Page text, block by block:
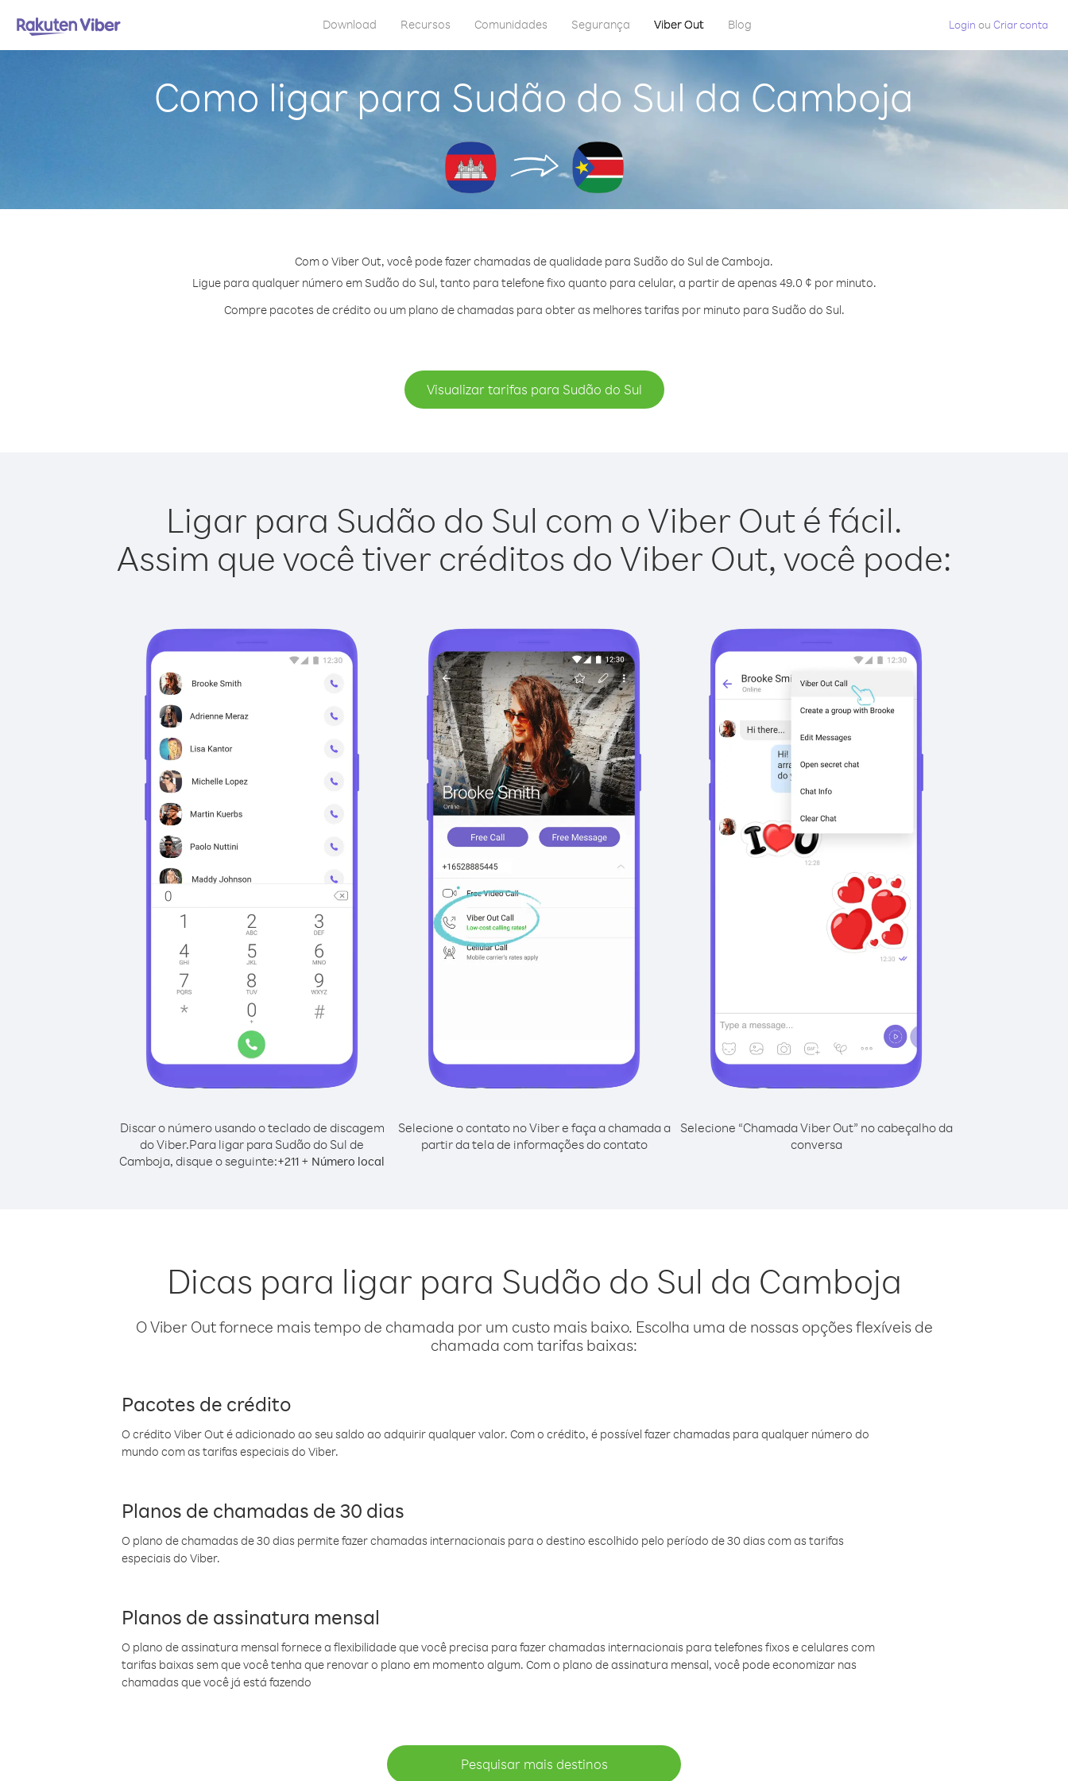
Download Recursos Comunidades Segurança Viber Out Blog Login ou Criar conta
Como ligar para Sudão do Sul da Camboja
Com o Viber Out, você pode fazer chamadas de qualidade para Sudão do Sul de Camboja.
Ligue para qualquer número em Sudão do Sul, tanto para telefone fixo quanto para celular, a partir de apenas 49.0 ¢ por minuto.
Compre pacotes de crédito ou um plano de chamadas para obter as melhores tarifas por minuto para Sudão do Sul.
Visualizar tarifas para Sudão do Sul
Ligar para Sudão do Sul com o Viber Out é fácil.
Assim que você tiver créditos do Viber Out, você pode:
Discar o número usando o teclado de discagem
do Viber.Para ligar para Sudão do Sul de
Camboja, disque o seguinte:+211 + Número local
Selecione o contato no Viber e faça a chamada a
partir da tela de informações do contato
Selecione “Chamada Viber Out” no cabeçalho da
conversa
Dicas para ligar para Sudão do Sul da Camboja
O Viber Out fornece mais tempo de chamada por um custo mais baixo. Escolha uma de nossas opções flexíveis de
chamada com tarifas baixas:
Pacotes de crédito
O crédito Viber Out é adicionado ao seu saldo ao adquirir qualquer valor. Com o crédito, é possível fazer chamadas para qualquer número do
mundo com as tarifas especiais do Viber.
Planos de chamadas de 30 dias
O plano de chamadas de 30 dias permite fazer chamadas internacionais para o destino escolhido pelo período de 30 dias com as tarifas
especiais do Viber.
Planos de assinatura mensal
O plano de assinatura mensal fornece a flexibilidade que você precisa para fazer chamadas internacionais para telefones fixos e celulares com
tarifas baixas sem que você tenha que renovar o plano em momento algum. Com o plano de assinatura mensal, você pode economizar nas
chamadas que você já está fazendo
Pesquisar mais destinos